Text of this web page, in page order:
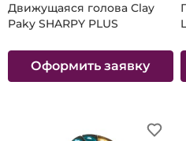
Движущаяся голова Clay
Paky SHARPY PLUS
Оформить заявку